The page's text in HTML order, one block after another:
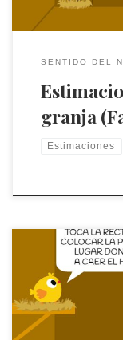
SENTIDO DEL
granja
Estimaciones
Fíjate en el